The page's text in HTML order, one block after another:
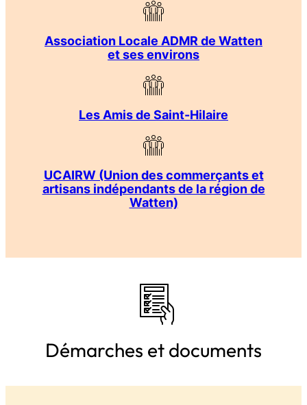
Association Locale ADMR de Watten
et ses environs
Les Amis de Saint-Hilaire
UCAIRW (Union des commerçants et
artisans indépendants de la région de
Watten)
Démarches et documents